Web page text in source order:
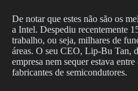
De notar que estes não são os
a Intel. Despediu recentemente
trabalho, ou seja, milhares de
áreas. O seu CEO, Lip-Bu Tan,
empresa nem sequer estava
fabricantes de semicondutores.